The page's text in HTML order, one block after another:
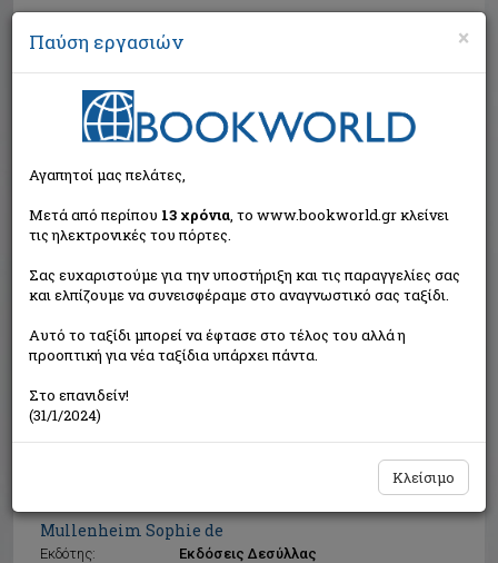
Αναζήτηση
Mullenheim Sophie de
Εκδότης:
Εκδόσεις Δεσύλλας
Η τιμή μας:€11,61
Δεν υπάρχει δυνατότητα παραγγελίας
×
Παύση εργασιών
Αγαπητοί μας πελάτες,
Μετά από περίπου 13 χρόνια, το www.bookworld.gr κλείνει
τις ηλεκτρονικές του πόρτες.
Σας ευχαριστούμε για την υποστήριξη και τις παραγγελίες σας
και ελπίζουμε να συνεισφέραμε στο αναγνωστικό σας ταξίδι.
Αυτό το ταξίδι μπορεί να έφτασε στο τέλος του αλλά η
προοπτική για νέα ταξίδια υπάρχει πάντα.
Στο επανιδείν!
(31/1/2024)
Κλείσιμο